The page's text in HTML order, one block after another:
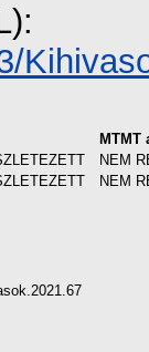
MTMT
NEM
NEM